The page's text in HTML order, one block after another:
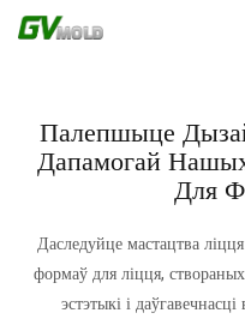
Палепшыце
Дапамогай
Для
Даследуйце мастацтва
формаў для ліцця,
эстэтыкі і